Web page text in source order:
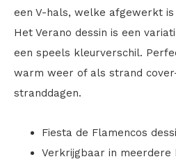
een V-hals, welke afgewerkt
Het Verano dessin is een
een speels kleurverschil.
warm weer of als strand
stranddagen.
Fiesta de Flamencos
Verkrijgbaar in meerdere